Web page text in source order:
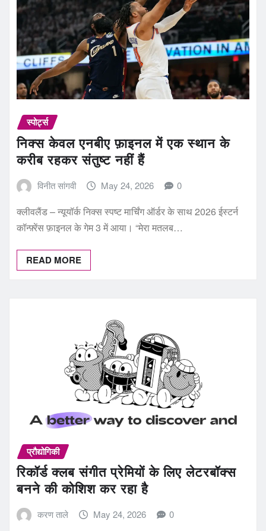
स्पोर्ट्स
निक्स केवल एनबीए फ़ाइनल में एक स्थान के
करीब रहकर संतुष्ट नहीं हैं
विनीत सांगवी May 24, 2026 0
क्लीवलैंड – न्यूयॉर्क निक्स स्पष्ट मार्चिंग ऑर्डर के साथ 2026 ईस्टर्न
कॉन्फ़्रेंस फ़ाइनल के गेम 3 में आया। “मेरा मतलब…
READ MORE
प्रौद्योगिकी
रिकॉर्ड क्लब संगीत प्रेमियों के लिए लेटरबॉक्स
बनने की कोशिश कर रहा है
करण ताले May 24, 2026 0